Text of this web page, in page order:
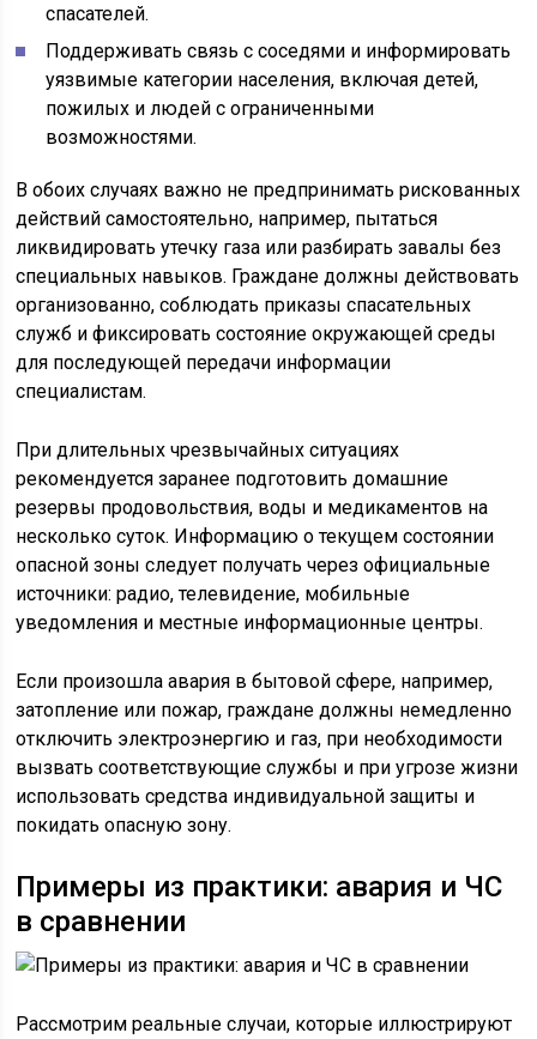
спасателей.
Поддерживать связь с соседями и информировать
уязвимые категории населения, включая детей,
пожилых и людей с ограниченными
возможностями.
В обоих случаях важно не предпринимать рискованных
действий самостоятельно, например, пытаться
ликвидировать утечку газа или разбирать завалы без
специальных навыков. Граждане должны действовать
организованно, соблюдать приказы спасательных
служб и фиксировать состояние окружающей среды
для последующей передачи информации
специалистам.
При длительных чрезвычайных ситуациях
рекомендуется заранее подготовить домашние
резервы продовольствия, воды и медикаментов на
несколько суток. Информацию о текущем состоянии
опасной зоны следует получать через официальные
источники: радио, телевидение, мобильные
уведомления и местные информационные центры.
Если произошла авария в бытовой сфере, например,
затопление или пожар, граждане должны немедленно
отключить электроэнергию и газ, при необходимости
вызвать соответствующие службы и при угрозе жизни
использовать средства индивидуальной защиты и
покидать опасную зону.
Примеры из практики: авария и ЧС
в сравнении
Рассмотрим реальные случаи, которые иллюстрируют